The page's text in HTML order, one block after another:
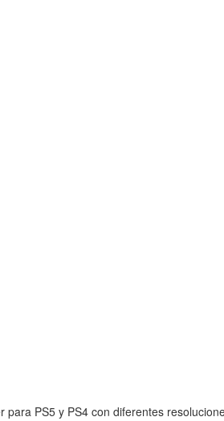
PS5 y PS4 con diferentes